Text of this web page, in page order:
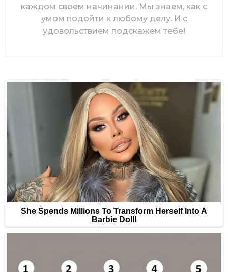
каждом своем начинании. Мы знаем, как с
умом подойти к любому делу. И с
удовольствием подскажем тебе!